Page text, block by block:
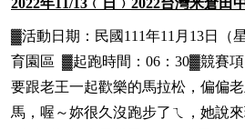
2022年11/13 ﹙日﹚ 2022台灣米倉田
▓活動日期： 民國111年11月13日
（
育園區 ▓起跑時間：06：30▓競賽
要跟老王一起歡樂的馬拉松，偏偏
馬，喔～妳很久沒跑步了ㄟ，她說